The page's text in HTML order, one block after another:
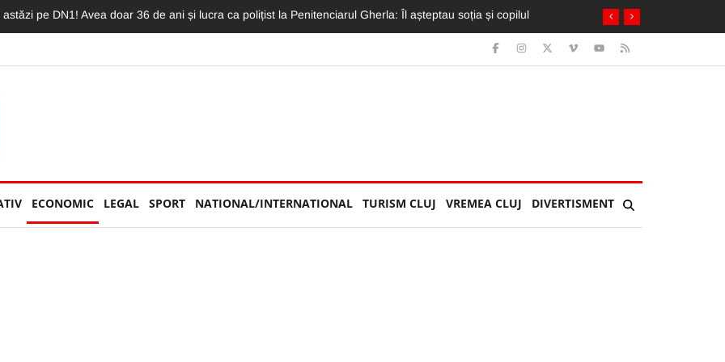
Un biciclist și un BMW, implicați în coliziune: „L-a aruncat destul de urât”
ECONOMIC LEGAL SPORT NATIONAL/INTERNATIONAL TURISM CLUJ VREMEA CLUJ DIVERTISMENT